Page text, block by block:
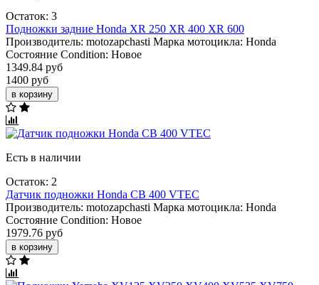
Остаток: 3
Подножки задние Honda XR 250 XR 400 XR 600
Производитель: motozapchasti Марка мотоцикла: Honda
Состояние Condition: Новое
1349.84 руб
1400 руб
в корзину
Есть в наличии
Остаток: 2
Датчик подножки Honda CB 400 VTEC
Производитель: motozapchasti Марка мотоцикла: Honda
Состояние Condition: Новое
1979.76 руб
в корзину